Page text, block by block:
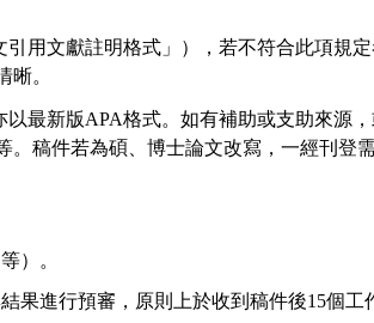
用文獻註明格式」），若不符合此項規
。
以最新版APA格式。如有補助或支助來源
稿件若為碩、博士論文改寫，一經刊登
）。
果進行預審，原則上於收到稿件後15個工